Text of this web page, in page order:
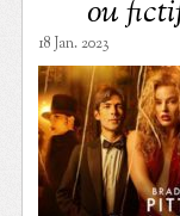
ou
18 Jan. 2023